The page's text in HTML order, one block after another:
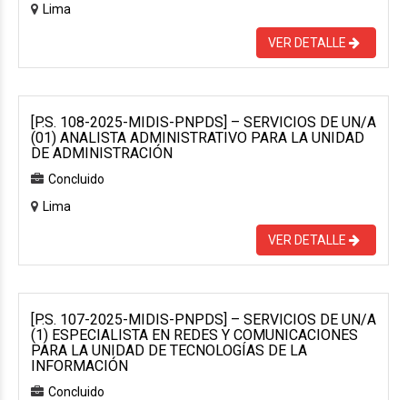
Lima
VER DETALLE
[P.S. 108-2025-MIDIS-PNPDS] – SERVICIOS DE UN/A
(01) ANALISTA ADMINISTRATIVO PARA LA UNIDAD
DE ADMINISTRACIÓN
Concluido
Lima
VER DETALLE
[P.S. 107-2025-MIDIS-PNPDS] – SERVICIOS DE UN/A
(1) ESPECIALISTA EN REDES Y COMUNICACIONES
PARA LA UNIDAD DE TECNOLOGÍAS DE LA
INFORMACIÓN
Concluido